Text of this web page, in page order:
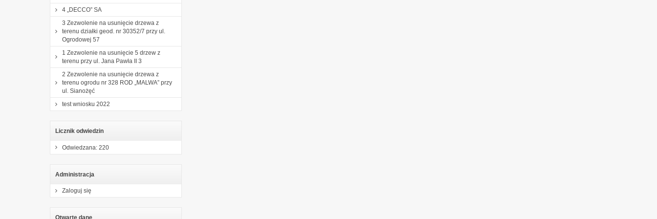
4 „DECCO” SA
3 Zezwolenie na usunięcie drzewa z
terenu działki geod. nr 30352/7 przy ul.
Ogrodowej 57
1 Zezwolenie na usunięcie 5 drzew z
terenu przy ul. Jana Pawła II 3
2 Zezwolenie na usunięcie drzewa z
terenu ogrodu nr 328 ROD „MALWA” przy
ul. Sianożęć
test wniosku 2022
Licznik odwiedzin
Odwiedzana: 220
Administracja
Zaloguj się
Otwarte dane